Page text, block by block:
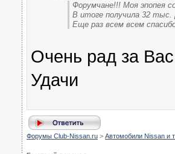
Форумчане!!! Моя эпопея
В итоге получила 32 тыс.
Еще раз всем всем
Очень рад за
Удачи
Форумы Club-Nissan.ru > Автомобили Nissan и